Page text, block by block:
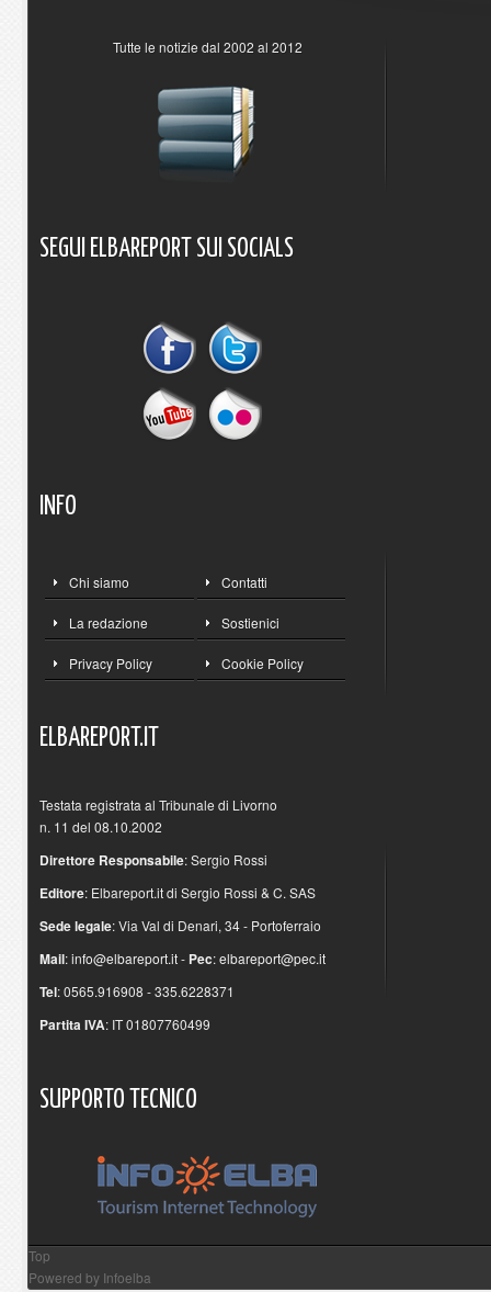
Tutte le notizie dal 2002 al 2012
SEGUI ELBAREPORT SUI SOCIALS
INFO
Chi siamo Contatti
La redazione Sostienici
Privacy Policy Cookie Policy
ELBAREPORT.IT
Testata registrata al Tribunale di Livorno
n. 11 del 08.10.2002
Direttore Responsabile: Sergio Rossi
Editore: Elbareport.it di Sergio Rossi & C. SAS
Sede legale: Via Val di Denari, 34 - Portoferraio
Mail:info@elbareport.it- Pec:elbareport@pec.it
Tel: 0565.916908 - 335.6228371
Partita IVA: IT 01807760499
SUPPORTO TECNICO
Top
Powered by Infoelba